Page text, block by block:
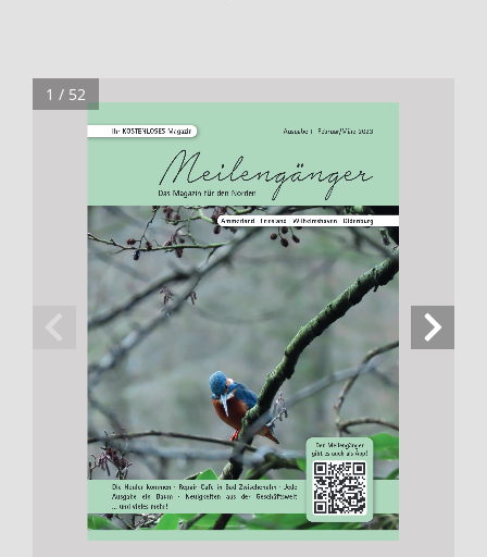
Ammerland ∙ Friesland ∙ Wilhelmshaven ∙ Oldenburg
Ausgabe 1  Februar/März 2023
Die  Heuler  kommen  ∙  Repair-Cafe  in  Bad  Zwischenahn  ∙  Jede
Ausgabe   ein   Baum   ∙   Neuigkeiten   aus   der   Geschäftswelt
... und vieles mehr!
Das Magazin für den Norden
Ihr KOSTENLOSES Magazin
Den Meilengänger
gibt es auch als App!
1 / 52